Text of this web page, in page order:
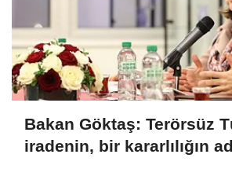
Bakan Göktaş: Terörsüz
iradenin, bir kararlılığın